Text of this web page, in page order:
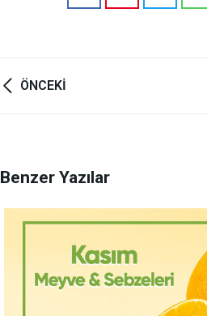
YazıÖNCEKI
Benzer Yazılar